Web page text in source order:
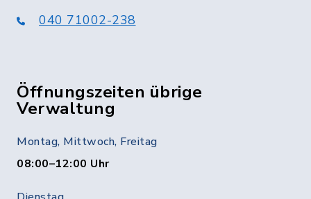
040 71002-238
Öffnungszeiten übrige
Verwaltung
Montag, Mittwoch, Freitag
08:00–12:00 Uhr